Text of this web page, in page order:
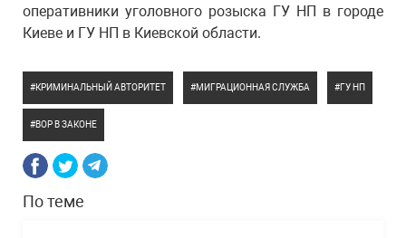
оперативники уголовного розыска ГУ НП в городе
Киеве и ГУ НП в Киевской области.
КРИМИНАЛЬНЫЙ АВТОРИТЕТ МИГРАЦИОННАЯ СЛУЖБА ГУ НП
ВОР В ЗАКОНЕ
По теме